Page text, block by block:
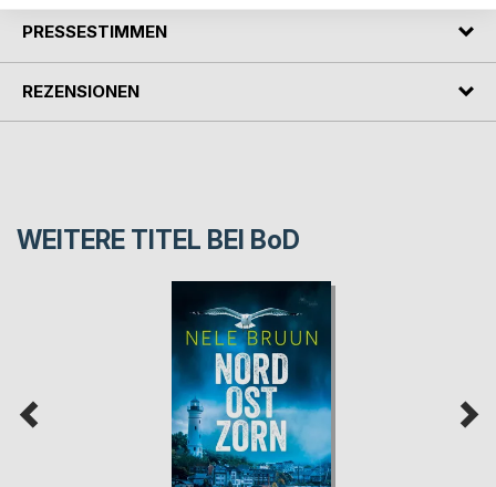
PRESSESTIMMEN
REZENSIONEN
WEITERE TITEL BEI BoD